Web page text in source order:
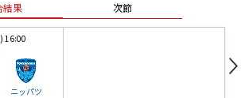
結果 次節
16:00
ニッパツ